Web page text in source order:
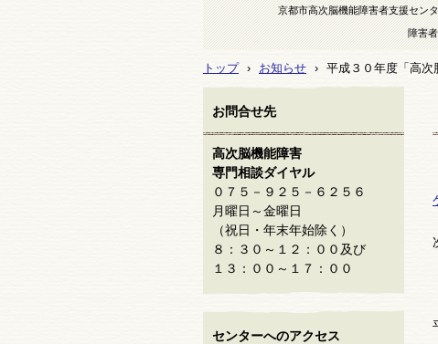
京都市高次脳機能障害者支援セン
障害
トップ › お知らせ › 平成３０年度「高
お問合せ先
高次脳機能障害
専門相談ダイヤル
０７５－９２５－６２５６
月曜日～金曜日
（祝日・年末年始除く）
８：３０～１２：００及び
１３：００～１７：００
センターへのアクセス